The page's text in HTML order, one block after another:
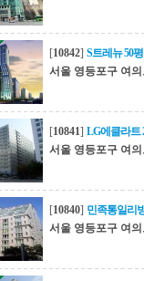
[10842] S트레뉴 50
서울 영등포구 여
[10841] LG에클라트
서울 영등포구 여
[10840] 민족통일리
서울 영등포구 여